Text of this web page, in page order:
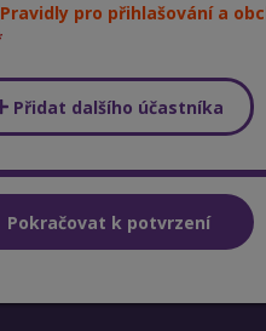
Pravidly pro přihlašování a
Přidat dalšího účastníka